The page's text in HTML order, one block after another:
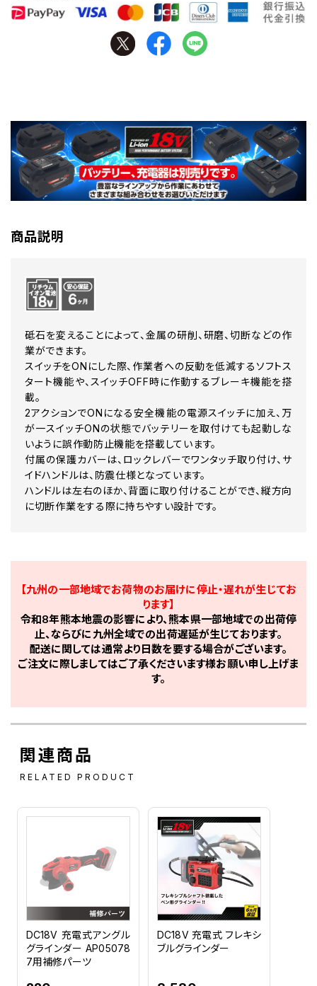
商品説明
砥石を変えることによって、金属の研削、研磨、切断などの作
業ができます。
スイッチをONにした際、作業者への反動を低減するソフトス
タート機能や、スイッチOFF時に作動するブレーキ機能を搭
載。
2アクションでONになる安全機能の電源スイッチに加え、万
が一スイッチONの状態でバッテリーを取付けても起動しな
いように誤作動防止機能を搭載しています。
付属の保護カバーは、ロックレバーでワンタッチ取り付け、サ
イドハンドルは、防震仕様となっています。
ハンドルは左右のほか、背面に取り付けることができ、縦方向
に切断作業をする際に持ちやすい設計です。
【九州の一部地域でお荷物のお届けに停止・遅れが生じてお
ります】
令和8年熊本地震の影響により、熊本県一部地域での出荷停
止、ならびに九州全域での出荷遅延が生じております。
配送に関しては通常より日数を要する場合がございます。
ご注文に際しましてはご了承くださいます様お願い申し上げま
す。
関連商品
RELATED PRODUCT
DC18V 充電式アングル
グラインダー AP05078
7用補修パーツ
DC18V 充電式 フレキシ
ブルグラインダー